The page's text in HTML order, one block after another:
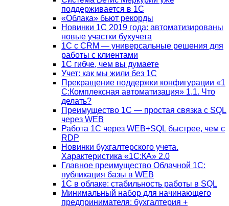
поддерживается в 1С
«Облака» бьют рекорды
Новинки 1С 2019 года: автоматизированы
новые участки бухучета
1С с CRM — универсальные решения для
работы с клиентами
1С гибче, чем вы думаете
Учет: как мы жили без 1С
Прекращение поддержки конфигурации «1
С:Комплексная автоматизация» 1.1. Что
делать?
Преимущество 1С — простая связка с SQL
через WEB
Работа 1С через WEB+SQL быстрее, чем с
RDP
Новинки бухгалтерского учета.
Характеристика «1С:КА» 2.0
Главное преимущество Облачной 1С:
публикация базы в WEB
1С в облаке: стабильность работы в SQL
Минимальный набор для начинающего
предпринимателя: бухгалтерия +